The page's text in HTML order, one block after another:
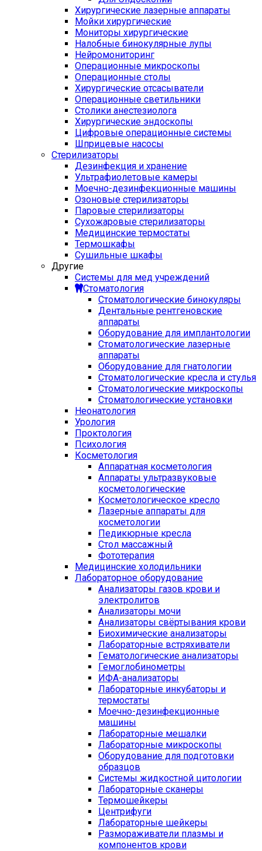
Хирургические лазерные аппараты
Мойки хирургические
Мониторы хирургические
Налобные бинокулярные лупы
Нейромониторинг
Операционные микроскопы
Операционные столы
Хирургические отсасыватели
Операционные светильники
Столики анестезиолога
Хирургические эндоскопы
Цифровые операционные системы
Шприцевые насосы
Стерилизаторы
Дезинфекция и хранение
Ультрафиолетовые камеры
Моечно-дезинфекционные машины
Озоновые стерилизаторы
Паровые стерилизаторы
Сухожаровые стерилизаторы
Медицинские термостаты
Термошкафы
Сушильные шкафы
Другие
Системы для мед учреждений
Стоматология
Стоматологические бинокуляры
Дентальные рентгеновские
аппараты
Оборудование для имплантологии
Стоматологические лазерные
аппараты
Оборудование для гнатологии
Стоматологические кресла и стулья
Стоматологические микроскопы
Стоматологические установки
Неонатология
Урология
Проктология
Психология
Косметология
Аппаратная косметология
Аппараты ультразвуковые
косметологические
Косметологическое кресло
Лазерные аппараты для
косметологии
Педикюрные кресла
Стол массажный
Фототерапия
Медицинские холодильники
Лабораторное оборудование
Анализаторы газов крови и
электролитов
Анализаторы мочи
Анализаторы свёртывания крови
Биохимические анализаторы
Лабораторные встряхиватели
Гематологические анализаторы
Гемоглобинометры
ИФА-анализаторы
Лабораторные инкубаторы и
термостаты
Моечно-дезинфекционные
машины
Лабораторные мешалки
Лабораторные микроскопы
Оборудование для подготовки
образцов
Системы жидкостной цитологии
Лабораторные сканеры
Термошейкеры
Центрифуги
Лабораторные шейкеры
Размораживатели плазмы и
компонентов крови